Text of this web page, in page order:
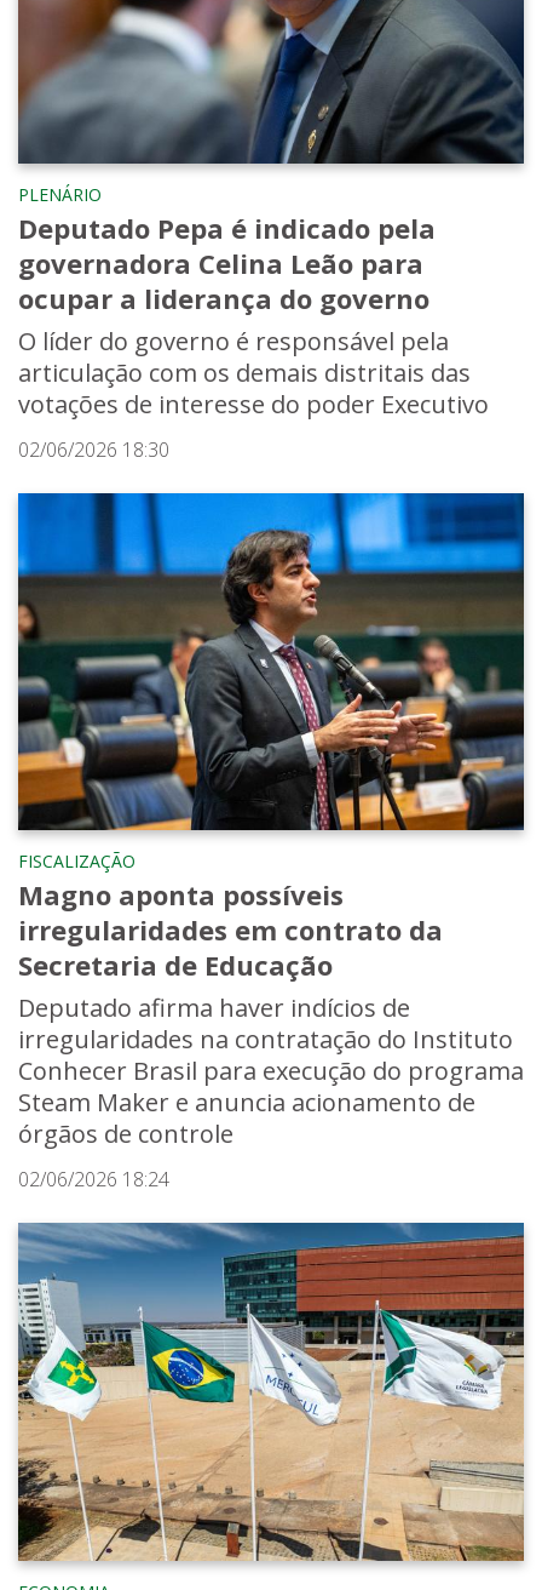
PLENÁRIO
Deputado Pepa é indicado pela
governadora Celina Leão para
ocupar a liderança do governo
O líder do governo é responsável pela
articulação com os demais distritais das
votações de interesse do poder Executivo
02/06/2026 18:30
FISCALIZAÇÃO
Magno aponta possíveis
irregularidades em contrato da
Secretaria de Educação
Deputado afirma haver indícios de
irregularidades na contratação do Instituto
Conhecer Brasil para execução do programa
Steam Maker e anuncia acionamento de
órgãos de controle
02/06/2026 18:24